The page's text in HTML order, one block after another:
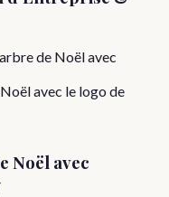
de Noël avec
avec le logo de
Noël avec